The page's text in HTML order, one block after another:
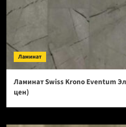
Ламинат
Ламинат Swiss Krono Eventum
цен)